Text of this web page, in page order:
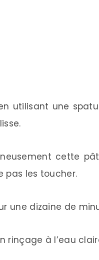
utilisant une
cette
pas les toucher.
une dizaine de
rinçage à l’eau